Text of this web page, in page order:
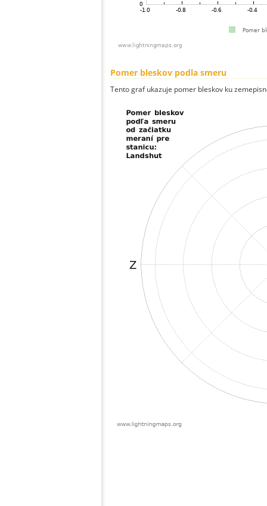
Pomer bleskov podla smeru
Tento graf ukazuje pomer bleskov ku